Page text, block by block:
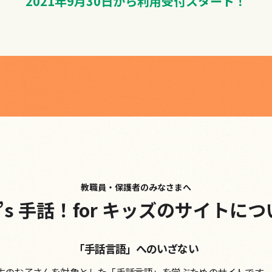
教職員・保護者のみなさまへ
手話！for キッズのサイトにつ
「手話言語」へのいざない